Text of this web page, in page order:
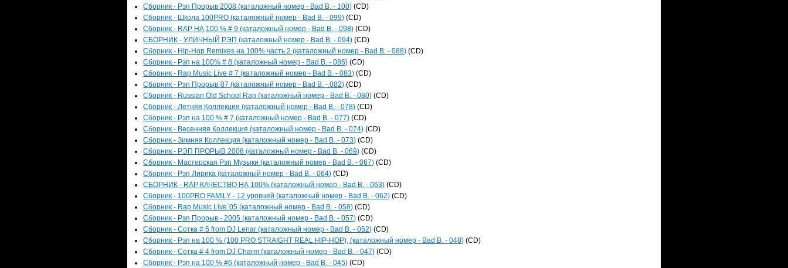
Сборник - Рэп Прорыв 2008 (каталожный номер - Bad B. - 100) (CD)
Сборник - Школа 100PRO (каталожный номер - Bad B. - 099) (CD)
Сборник - RAP НА 100 % # 9 (каталожный номер - Bad B. - 098) (CD)
СБОРНИК - УЛИЧНЫЙ РЭП (каталожный номер - Bad B. - 094) (CD)
Сборник - Hip-Hop Remixes на 100% часть 2 (каталожный номер - Bad B. - 088) (CD)
Сборник - Рэп на 100% # 8 (каталожный номер - Bad B. - 086) (CD)
Сборник - Rap Music Live # 7 (каталожный номер - Bad B. - 083) (CD)
Сборник - Рэп Прорыв`07 (каталожный номер - Bad B. - 082) (CD)
Сборник - Russian Old School Rap (каталожный номер - Bad B. - 080) (CD)
Сборник - Летняя Коллекция (каталожный номер - Bad B. - 078) (CD)
Сборник - Рэп на 100 % # 7 (каталожный номер - Bad B. - 077) (CD)
Сборник - Весенняя Коллекция (каталожный номер - Bad B. - 074) (CD)
Сборник - Зимняя Коллекция (каталожный номер - Bad B. - 073) (CD)
Сборник - РЭП ПРОРЫВ 2006 (каталожный номер - Bad B. - 069) (CD)
Сборник - Мастерская Рэп Музыки (каталожный номер - Bad B. - 067) (CD)
Сборник - Рэп Лирика (каталожный номер - Bad B. - 064) (CD)
СБОРНИК - RAP КАЧЕСТВО НА 100% (каталожный номер - Bad B. - 063) (CD)
Сборник - 100PRO FAMILY - 12 уровней (каталожный номер - Bad B. - 062) (CD)
Сборник - Rap Music Live`05 (каталожный номер - Bad B. - 058) (CD)
Сборник - Рэп Прорыв - 2005 (каталожный номер - Bad B. - 057) (CD)
Сборник - Сотка # 5 from DJ Lenar (каталожный номер - Bad B. - 052) (CD)
Сборник - Рэп на 100 % (100 PRO STRAIGHT REAL HIP-HOP), (каталожный номер - Bad B. - 048) (CD)
Сборник - Сотка # 4 from DJ Charm (каталожный номер - Bad B. - 047) (CD)
Сборник - Рэп на 100 % #6 (каталожный номер - Bad B. - 045) (CD)